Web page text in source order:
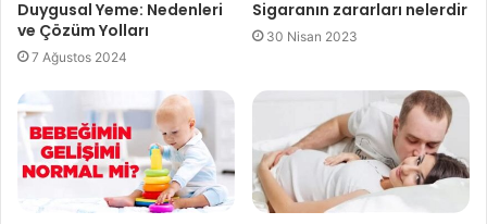
Duygusal Yeme: Nedenleri
ve Çözüm Yolları
7 Ağustos 2024
Sigaranın zararları nelerdir
30 Nisan 2023